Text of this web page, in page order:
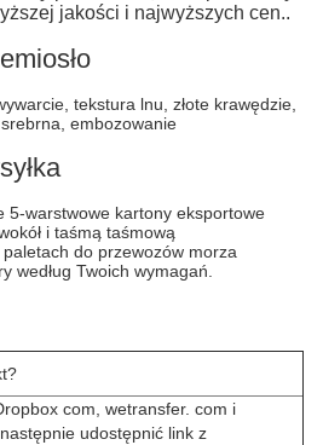
jakości i najwyższych cen..
tekstura lnu, złote krawędzie,
embozowanie
5-warstwowe kartony eksportowe
i taśmą taśmową
do przewozów morza
według Twoich wymagań.
com, wetransfer. com i
udostępnić link z